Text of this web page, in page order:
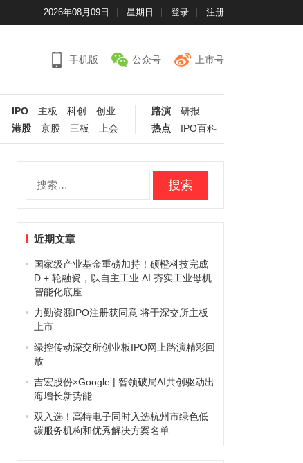
2026年08月09日 星期日 登录 注册
手机版 公众号 上市号
IPO 主板 科创
创业
港股
京股 三板 上会
路演
研报
热点
IPO百科
近期文章
国家级产业基金重磅加持！硕橙科技完成
D + 轮融资，以自主工业 AI 夯实工业母机
智能化底座
力勤资源IPO注册获同意 将于深交所主板
上市
绿控传动深交所创业板IPO网上路演精彩回
放
吉宏股份×Google | 智领破局AI共创驱动出
海增长新势能
双入选！高特电子同时入选杭州市绿色低
碳服务机构和优秀解决方案名单